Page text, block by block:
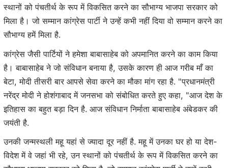
स्थानों को पंचतीर्थ के रूप में विकसित करने का सौभाग्य भाजपा सरकार को
मिला है। जो सम्मान कांग्रेस पार्टी ने उन्हें कभी नहीं दिया वो सम्मान करने का
सौभाग्य हमें मिला है.
कांग्रेस जैसी पार्टियों ने हमेशा बाबासाहेब को अपमानित करने का काम किया
है। बाबासाहेब ने जो संविधान बनाया है, उसके कारण ही आज गरीब माँ का
बेटा, मोदी तीसरी बार आपसे सेवा करने का मौका मांग रहा है. "प्रधानमंत्री
नरेंद्र मोदी ने होशंगाबाद में जनसभा को संबोधित करते हुए कहा, "आज देश के
इतिहास का बहुत बड़ा दिन है. आज संविधान निर्माता बाबासाहेब अंबेडकर की
जयंती है.
उनकी जन्मस्थली महू यहां से ज्यादा दूर नहीं है. महू में उनका घर हो या देश-
विदेश में वे जहां भी रहे, उन स्थानों को पंचतीर्थ के रूप में विकसित करने का